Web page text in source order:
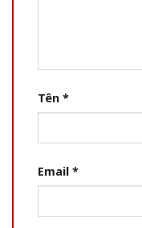
Tên *
Email *